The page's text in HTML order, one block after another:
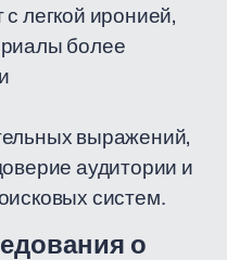
легкой иронией,
более
выражений,
аудитории и
систем.
о